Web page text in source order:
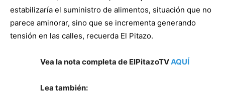
estabilizaría el suministro de alimentos, situación que no
parece aminorar, sino que se incrementa generando
tensión en las calles, recuerda El Pitazo.
Vea la nota completa de ElPitazoTVAQUÍ
Lea también: